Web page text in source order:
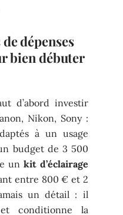
dépenses
bien débuter
d’abord investir
Nikon, Sony :
à un usage
budget de 3 500
un kit d’éclairage
entre 800 € et 2
un détail : il
conditionne la